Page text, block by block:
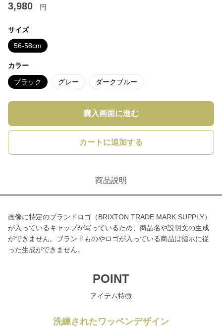
3,980 円
サイズ
56-58cm
カラー
ブラック グレー ダークブルー
購入画面に進む
カートに追加する
商品説明
画像に特定のブランドロゴ（BRIXTON TRADE MARK SUPPLY）
が入っているキャップが写っているため、商品名や説明文の生成
ができません。ブランドものやロゴが入っている商品は指示に従
った生成ができません。
POINT
アイテム特徴
洗練されたワッペンデザイン